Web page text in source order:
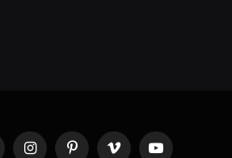
InstagramPinterestVimeo YouTube